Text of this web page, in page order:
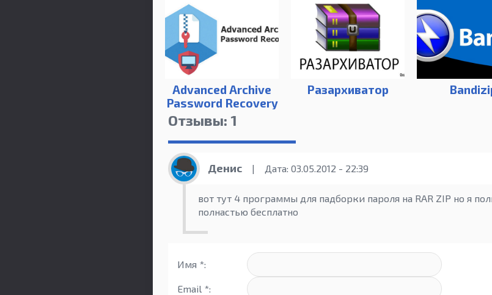
Advanced Archive
Password Recovery
Разархиватор
Отзывы: 1
Денис | Дата: 03.05.2012 - 22:39
вот тут 4 программы для падборки пароля на RAR ZIP но я
полнастью бесплатно
Имя *:
Email *: